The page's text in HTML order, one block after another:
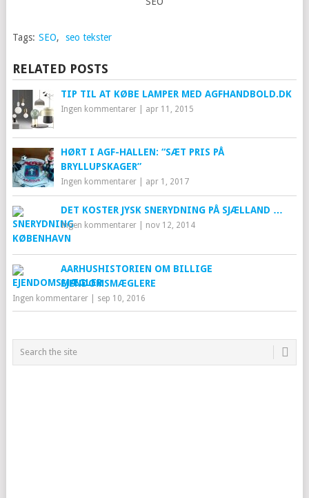
Tags: SEO, seo tekster
RELATED POSTS
TIP TIL AT KØBE LAMPER MED AGFHANDBOLD.DK
Ingen kommentarer| apr 11, 2015
HØRT I AGF-HALLEN: “SÆT PRIS PÅ
BRYLLUPSKAGER”
Ingen kommentarer| apr 1, 2017
DET KOSTER JYSK SNERYDNING PÅ SJÆLLAND …
Ingen kommentarer| nov 12, 2014
AARHUSHISTORIEN OM BILLIGE
EJENDOMSMÆGLERE
Ingen kommentarer| sep 10, 2016